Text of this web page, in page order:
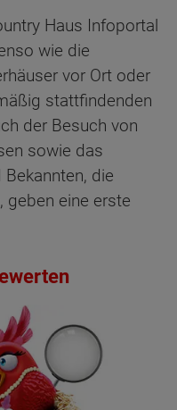
Haus Infoportal
wie die
vor Ort oder
stattfindenden
der Besuch von
sowie das
die
geben eine erste